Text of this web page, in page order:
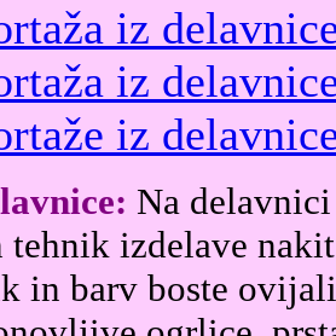
iz
iz
iz
Na
tehnik izdelave
in barv boste